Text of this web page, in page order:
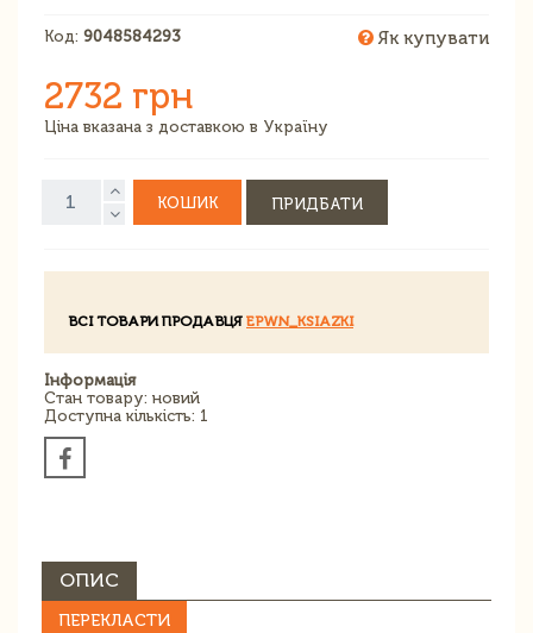
Код: 9048584293 Як купувати
2732 грн
Ціна вказана з доставкою в Україну
КОШИК ПРИДБАТИ
ВСІ ТОВАРИ ПРОДАВЦЯ EPWN_KSIAZKI
Інформація
Стан товару: новий
Доступна кількість: 1
ОПИС
ПЕРЕКЛАСТИ